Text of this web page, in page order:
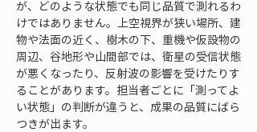
が、どのような状態でも同じ品質で測れるわ
けではありません。上空視界が狭い場所、建
物や法面の近く、樹木の下、重機や仮設物の
周辺、谷地形や山間部では、衛星の受信状態
が悪くなったり、反射波の影響を受けたりす
ることがあります。担当者ごとに「測ってよ
い状態」の判断が違うと、成果の品質にばら
つきが出ます。